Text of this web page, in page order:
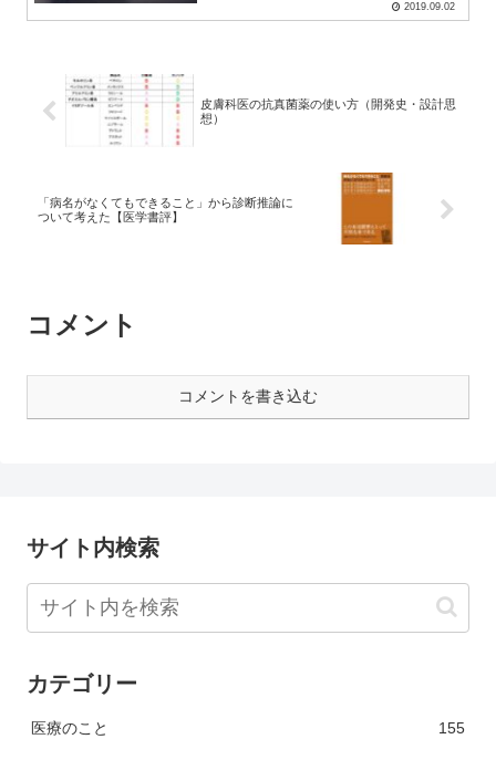
2019.09.02
皮膚科医の抗真菌薬の使い方（開発史・設計思
想）
「病名がなくてもできること」から診断推論に
ついて考えた【医学書評】
コメント
コメントを書き込む
サイト内検索
カテゴリー
医療のこと 155